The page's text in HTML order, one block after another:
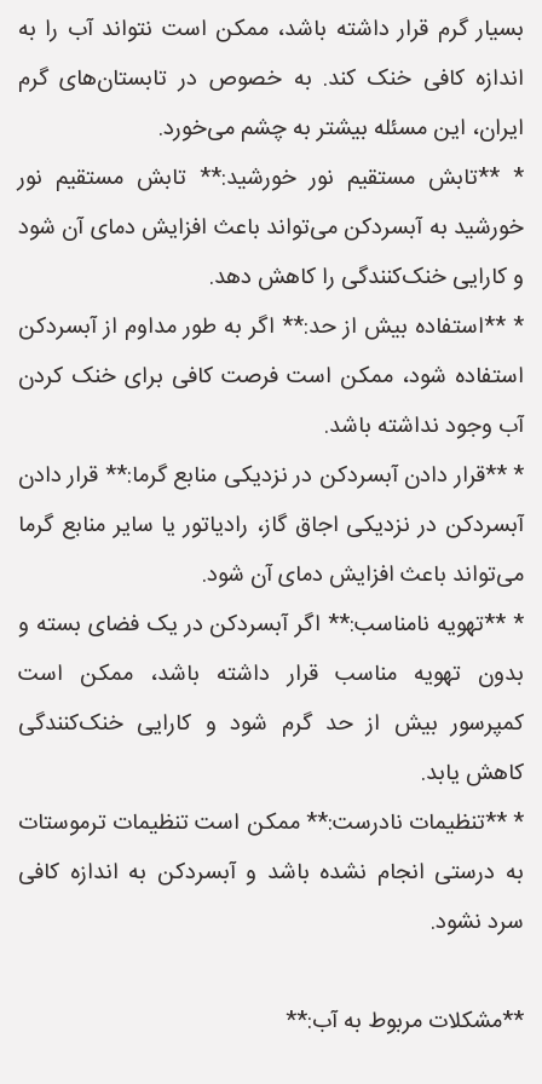
بسیار گرم قرار داشته باشد، ممکن است نتواند آب را به
اندازه کافی خنک کند. به خصوص در تابستان‌های گرم
ایران، این مسئله بیشتر به چشم می‌خورد.
* **تابش مستقیم نور خورشید:** تابش مستقیم نور
خورشید به آبسردکن می‌تواند باعث افزایش دمای آن شود
و کارایی خنک‌کنندگی را کاهش دهد.
* **استفاده بیش از حد:** اگر به طور مداوم از آبسردکن
استفاده شود، ممکن است فرصت کافی برای خنک کردن
آب وجود نداشته باشد.
* **قرار دادن آبسردکن در نزدیکی منابع گرما:** قرار دادن
آبسردکن در نزدیکی اجاق گاز، رادیاتور یا سایر منابع گرما
می‌تواند باعث افزایش دمای آن شود.
* **تهویه نامناسب:** اگر آبسردکن در یک فضای بسته و
بدون تهویه مناسب قرار داشته باشد، ممکن است
کمپرسور بیش از حد گرم شود و کارایی خنک‌کنندگی
کاهش یابد.
* **تنظیمات نادرست:** ممکن است تنظیمات ترموستات
به درستی انجام نشده باشد و آبسردکن به اندازه کافی
سرد نشود.
**مشکلات مربوط به آب:**